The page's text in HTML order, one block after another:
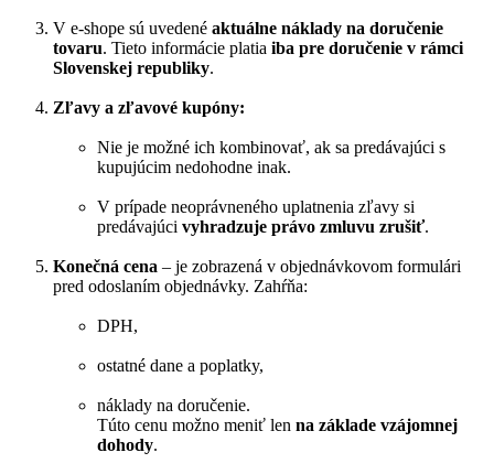
V e-shope sú uvedené aktuálne náklady na doručenie
tovaru. Tieto informácie platia iba pre doručenie v rámci
Slovenskej republiky.
Zľavy a zľavové kupóny:
Nie je možné ich kombinovať, ak sa predávajúci s
kupujúcim nedohodne inak.
V prípade neoprávneného uplatnenia zľavy si
predávajúci vyhradzuje právo zmluvu zrušiť.
Konečná cena – je zobrazená v objednávkovom formulári
pred odoslaním objednávky. Zahŕňa:
DPH,
ostatné dane a poplatky,
náklady na doručenie.
Túto cenu možno meniť len na základe vzájomnej
dohody.